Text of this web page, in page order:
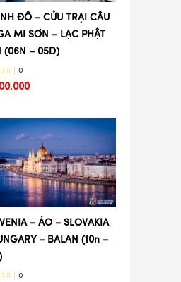
ĐÔ – CỬU TRẠI CÂU
MI SƠN – LẠC PHẬT
(06N – 05D)
0
– ÁO – SLOVAKIA
– BALAN (10n –
0